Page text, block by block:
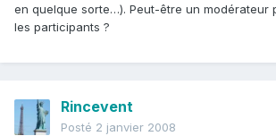
en quelque sorte…). Peut-être un modérateur
les participants ?
Rincevent
Posté 2 janvier 2008